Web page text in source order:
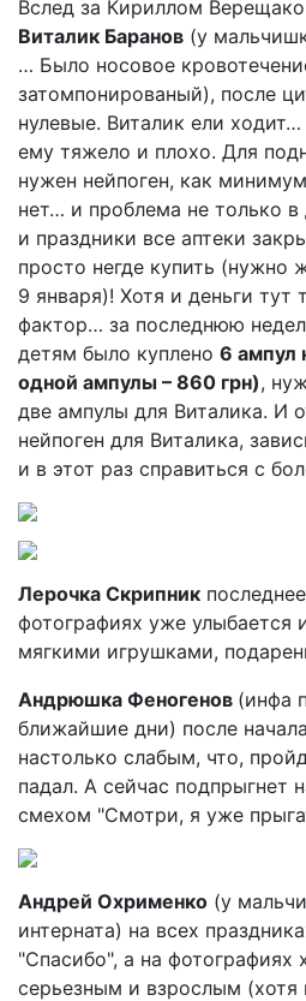
Вслед за Кириллом
Виталик Баранов (у
… Было носовое
затомпонированый), после
нулевые. Виталик ели
ему тяжело и плохо. Для
нужен нейпоген, как
нет… и проблема не только
и праздники все аптеки
просто негде купить (нужно
9 января)! Хотя и деньги
фактор… за последнюю
детям было куплено 6 ампул
одной ампулы – 860 грн),
две ампулы для Виталика. И
нейпоген для Виталика,
и в этот раз справиться с
Лерочка Скрипник
фотографиях уже улыбается
мягкими игрушками,
Андрюшка Феногенов (инфа
ближайшие дни) после
настолько слабым, что,
падал. А сейчас подпрыгнет
смехом "Смотри, я уже
Андрей Охрименко (у
интерната) на всех
"Спасибо", а на фотографиях
серьезным и взрослым (хотя